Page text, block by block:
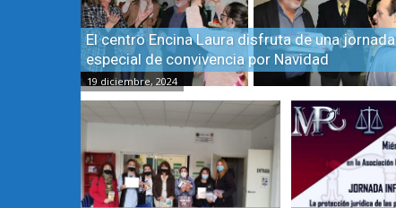
El centro Encina Laura disfruta de una jornada
especial de convivencia por Navidad
19 diciembre, 2024